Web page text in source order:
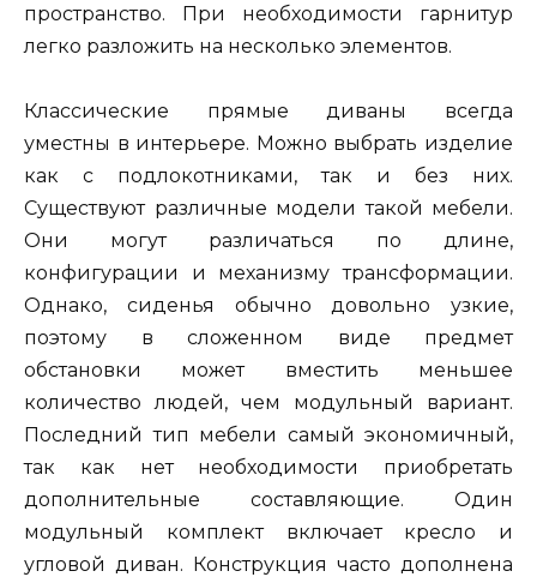
пространство. При необходимости гарнитур
легко разложить на несколько элементов.
Классические прямые диваны всегда
уместны в интерьере. Можно выбрать изделие
как с подлокотниками, так и без них.
Существуют различные модели такой мебели.
Они могут различаться по длине,
конфигурации и механизму трансформации.
Однако, сиденья обычно довольно узкие,
поэтому в сложенном виде предмет
обстановки может вместить меньшее
количество людей, чем модульный вариант.
Последний тип мебели самый экономичный,
так как нет необходимости приобретать
дополнительные составляющие. Один
модульный комплект включает кресло и
угловой диван. Конструкция часто дополнена